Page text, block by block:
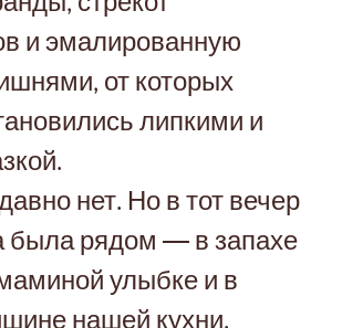
и эмалированную
от которых
липкими и
нет. Но в тот вечер
была рядом — в запахе
улыбке и в
нашей кухни.